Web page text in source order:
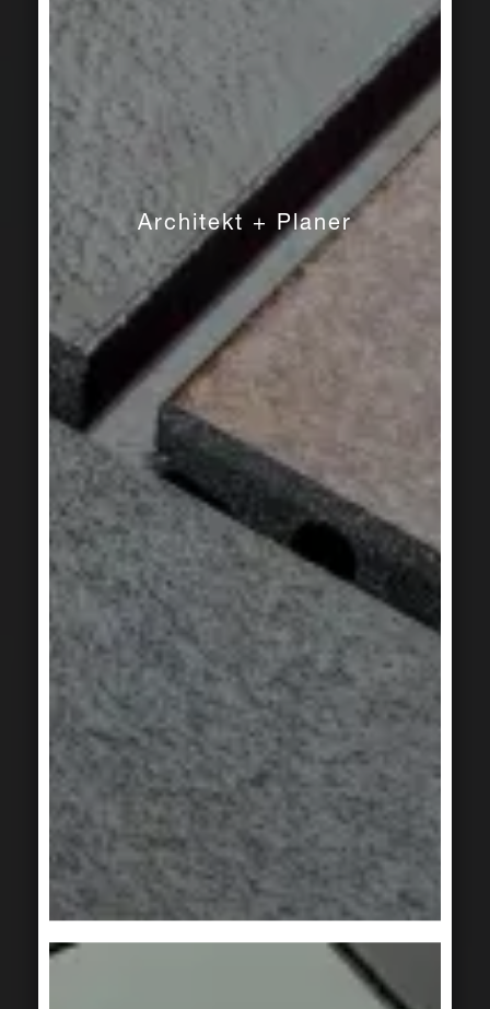
Architekt + Planer